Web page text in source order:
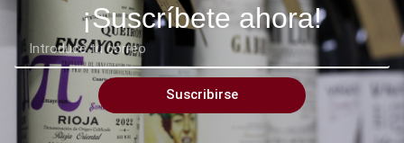
¡Suscríbete ahora!
Suscribirse